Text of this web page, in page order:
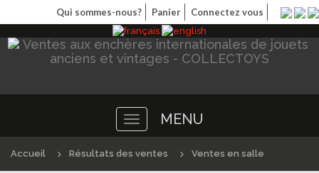
Qui sommes-nous? Panier Connectez vous
Toggle
navigation
MENU
Accueil Résultats des ventes Ventes en salle